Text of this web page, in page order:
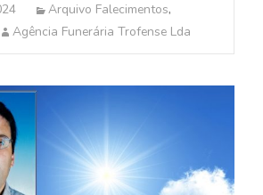
Arquivo Falecimentos,
Agência Funerária Trofense Lda